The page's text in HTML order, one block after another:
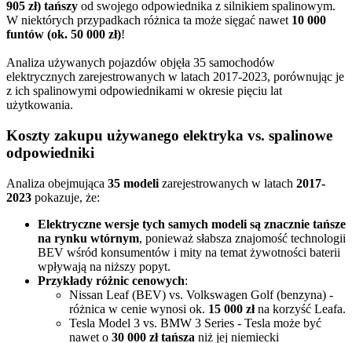
905 zł) tańszy od swojego odpowiednika z silnikiem spalinowym.
W niektórych przypadkach różnica ta może sięgać nawet 10 000
funtów (ok. 50 000 zł)!
Analiza używanych pojazdów objęła 35 samochodów
elektrycznych zarejestrowanych w latach 2017-2023, porównując je
z ich spalinowymi odpowiednikami w okresie pięciu lat
użytkowania.
Koszty zakupu używanego elektryka vs. spalinowe
odpowiedniki
Analiza obejmująca 35 modeli zarejestrowanych w latach 2017-
2023 pokazuje, że:
Elektryczne wersje tych samych modeli są znacznie tańsze
na rynku wtórnym, ponieważ słabsza znajomość technologii
BEV wśród konsumentów i mity na temat żywotności baterii
wpływają na niższy popyt.
Przykłady różnic cenowych:
Nissan Leaf (BEV) vs. Volkswagen Golf (benzyna) -
różnica w cenie wynosi ok. 15 000 złna korzyść Leafa.
Tesla Model 3 vs. BMW 3 Series - Tesla może być
nawet o 30 000 zł tańsza niż jej niemiecki